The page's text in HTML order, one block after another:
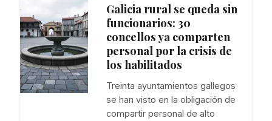
Galicia rural se queda sin
funcionarios: 30
concellos ya comparten
personal por la crisis de
los habilitados
Treinta ayuntamientos gallegos
se han visto en la obligación de
compartir personal de alto